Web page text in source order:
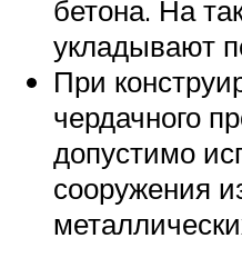
бетона. На
укладывают
При
чердачного
допустимо
сооружения